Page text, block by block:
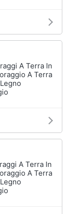
A Terra In
A Terra
A Terra In
A Terra